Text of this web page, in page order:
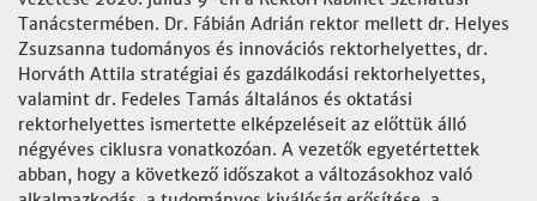
Tanácstermében. Dr. Fábián Adrián rektor mellett dr. Helyes
Zsuzsanna tudományos és innovációs rektorhelyettes, dr.
Horváth Attila stratégiai és gazdálkodási rektorhelyettes,
valamint dr. Fedeles Tamás általános és oktatási
rektorhelyettes ismertette elképzeléseit az előttük álló
négyéves ciklusra vonatkozóan. A vezetők egyetértettek
abban, hogy a következő időszakot a változásokhoz való